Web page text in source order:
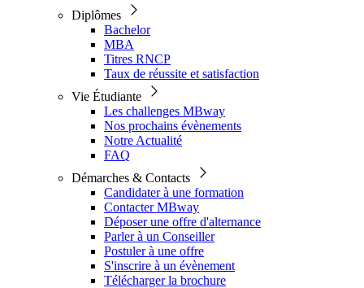
Diplômes
Bachelor
MBA
Titres RNCP
Taux de réussite et satisfaction
Vie Étudiante
Les challenges MBway
Nos prochains évènements
Notre Actualité
FAQ
Démarches & Contacts
Candidater à une formation
Contacter MBway
Déposer une offre d'alternance
Parler à un Conseiller
Postuler à une offre
S'inscrire à un évènement
Télécharger la brochure